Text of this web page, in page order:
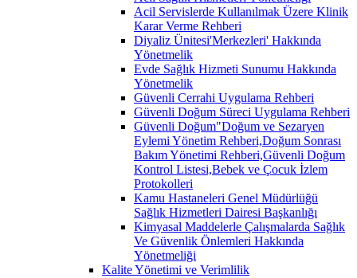
Acil Servislerde Kullanılmak Üzere Klinik
Karar Verme Rehberi
Diyaliz Ünitesi'Merkezleri' Hakkında
Yönetmelik
Evde Sağlık Hizmeti Sunumu Hakkında
Yönetmelik
Güvenli Cerrahi Uygulama Rehberi
Güvenli Doğum Süreci Uygulama Rehberi
Güvenli Doğum"Doğum ve Sezaryen
Eylemi Yönetim Rehberi,Doğum Sonrası
Bakım Yönetimi Rehberi,Güvenli Doğum
Kontrol Listesi,Bebek ve Çocuk İzlem
Protokolleri
Kamu Hastaneleri Genel Müdürlüğü
Sağlık Hizmetleri Dairesi Başkanlığı
Kimyasal Maddelerle Çalışmalarda Sağlık
Ve Güvenlik Önlemleri Hakkında
Yönetmeliği
Kalite Yönetimi ve Verimlilik